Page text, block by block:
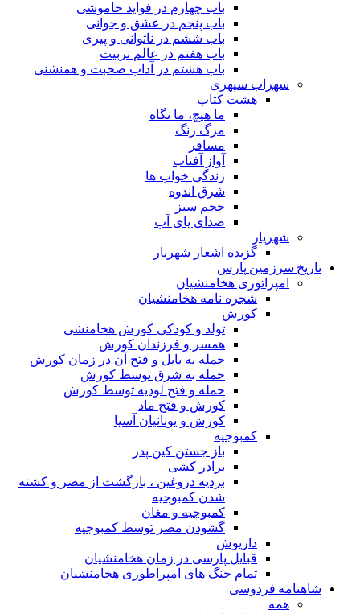
باب چهارم در فواید خاموشى
باب پنجم در عشق و جوانى
باب ششم در ناتوانى و پیرى
باب هفتم در عالم تربیت
باب هشتم در آداب صحبت و همنشنى
سهراب سپهری
هشت کتاب
ما هیچ، ما نگاه
مرگ رنگ
مسافر
آواز آفتاب
زندگی خواب ها
شرق اندوه
حجم سبز
صدای پای آب
شهریار
گزیده اشعار شهریار
تاریخ سرزمین پارس
امپراتوری هخامنشیان
شجره نامه هخامنشیان
کورش
تولد و کودکی کورش هخامنشی
همسر و فرزندان کورش
حمله به بابل و فتح آن در زمان کورش
حمله به شرق توسط کورش
حمله و فتح لودیه توسط کورش
کورش و فتح ماد
کورش و یونانیان آسیا
کمبوجیه
باز جستن کین پدر
برادر کشی
بردیه دروغین ، بازگشت از مصر و کشته
شدن کمبوجیه
کمبوجیه و مغان
گشودن مصر توسط کمبوجیه
داریوش
قبایل پارسی در زمان هخامنشیان
تمام جنگ های امپراطوری هخامنشیان
شاهنامه فردوسی
همه